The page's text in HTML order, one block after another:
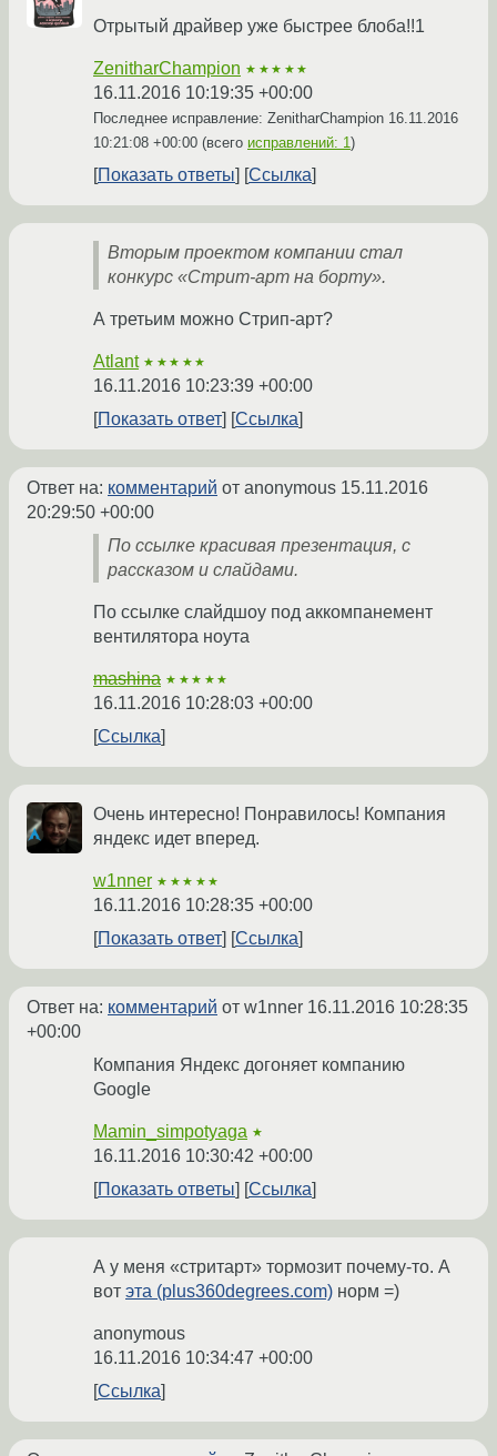
Отрытый драйвер уже быстрее блоба!!1
ZenitharChampion ★★★★★
16.11.2016 10:19:35 +00:00
Последнее исправление: ZenitharChampion 16.11.2016
10:21:08 +00:00 (всего исправлений: 1)
Показать ответы Ссылка
Вторым проектом компании стал
конкурс «Стрит-арт на борту».
А третьим можно Стрип-арт?
Atlant ★★★★★
16.11.2016 10:23:39 +00:00
Показать ответ
Ссылка
Ответ на: комментарий от anonymous 15.11.2016
20:29:50 +00:00
По ссылке красивая презентация, с
рассказом и слайдами.
По ссылке слайдшоу под аккомпанемент
вентилятора ноута
mashina ★★★★★
16.11.2016 10:28:03 +00:00
Ссылка
Очень интересно! Понравилось! Компания
яндекс идет вперед.
w1nner ★★★★★
16.11.2016 10:28:35 +00:00
Показать ответ
Ссылка
Ответ на: комментарий от w1nner 16.11.2016 10:28:35
+00:00
Компания Яндекс догоняет компанию
Google
Mamin_simpotyaga ★
16.11.2016 10:30:42 +00:00
Показать ответы
Ссылка
А у меня «стритарт» тормозит почему-то. А
вот эта (plus360degrees.com) норм =)
anonymous
16.11.2016 10:34:47 +00:00
Ссылка